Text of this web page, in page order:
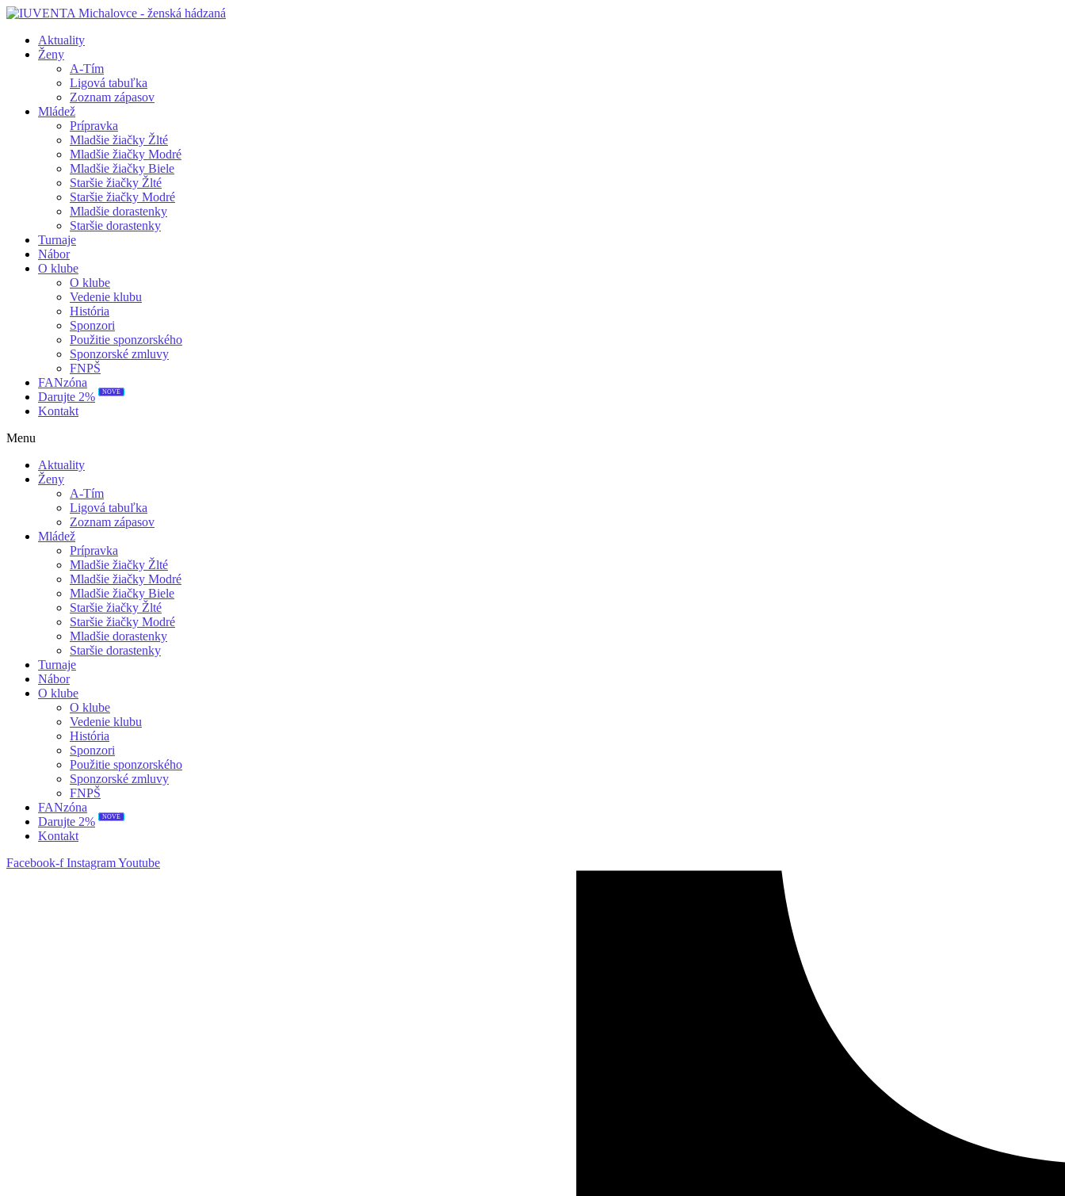
Aktuality
Ženy
A-Tím
Ligová tabuľka
Zoznam zápasov
Mládež
Prípravka
Mladšie žiačky Žlté
Mladšie žiačky Modré
Mladšie žiačky Biele
Staršie žiačky Žlté
Staršie žiačky Modré
Mladšie dorastenky
Staršie dorastenky
Turnaje
Nábor
O klube
O klube
Vedenie klubu
História
Sponzori
Použitie sponzorského
Sponzorské zmluvy
FNPŠ
FANzóna
Darujte 2%
NOVÉ
Kontakt
Menu
Aktuality
Ženy
A-Tím
Ligová tabuľka
Zoznam zápasov
Mládež
Prípravka
Mladšie žiačky Žlté
Mladšie žiačky Modré
Mladšie žiačky Biele
Staršie žiačky Žlté
Staršie žiačky Modré
Mladšie dorastenky
Staršie dorastenky
Turnaje
Nábor
O klube
O klube
Vedenie klubu
História
Sponzori
Použitie sponzorského
Sponzorské zmluvy
FNPŠ
FANzóna
Darujte 2%
NOVÉ
Kontakt
Facebook-f InstagramYoutube